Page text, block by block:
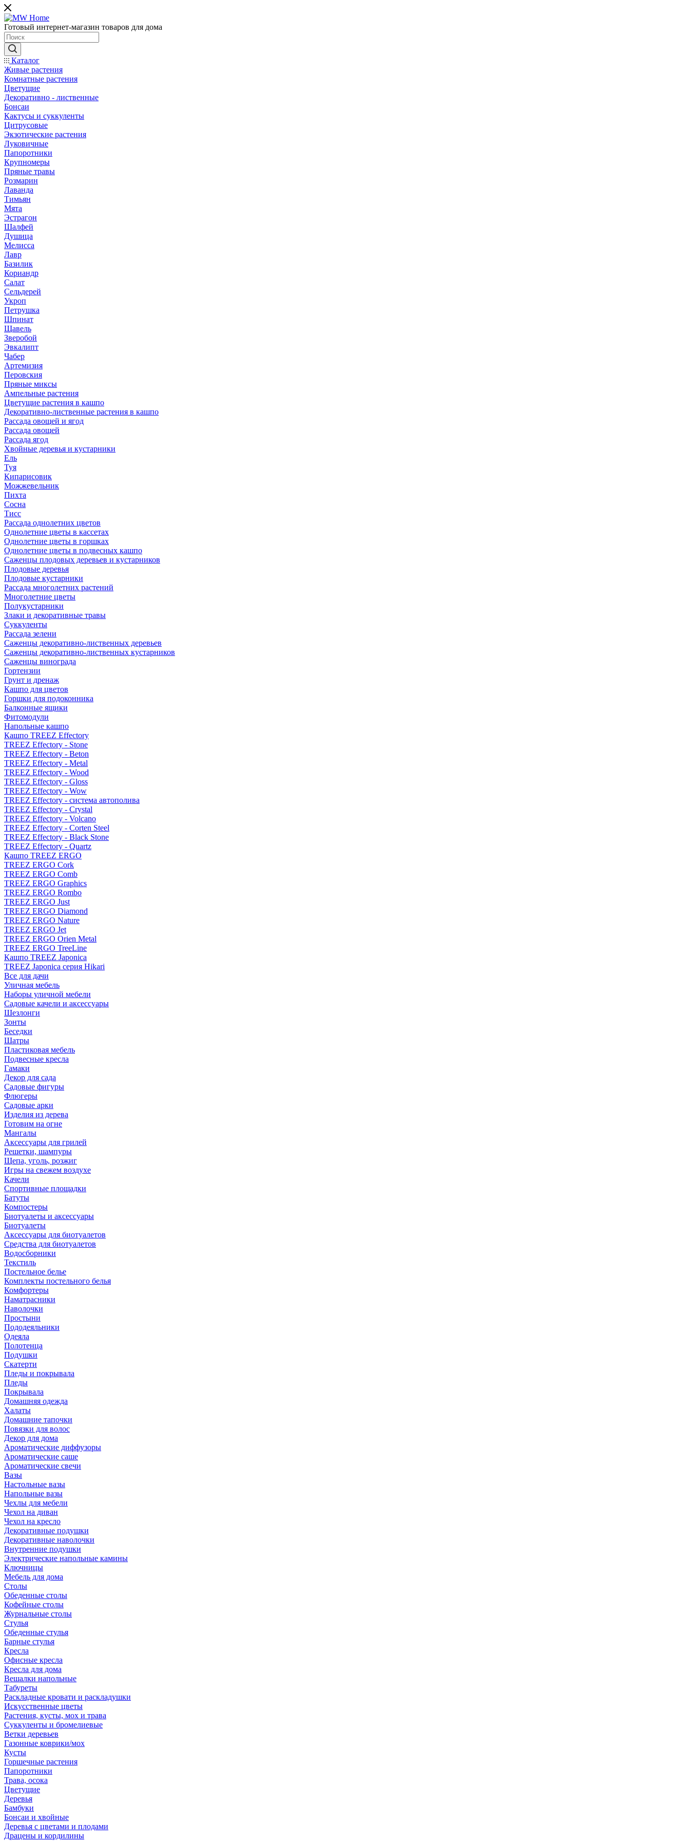
Готовый интернет-магазин товаров для дома
Каталог
Живые растения
Комнатные растения
Цветущие
Декоративно - лиственные
Бонсаи
Кактусы и суккуленты
Цитрусовые
Экзотические растения
Луковичные
Папоротники
Крупномеры
Пряные травы
Розмарин
Лаванда
Тимьян
Мята
Эстрагон
Шалфей
Душица
Мелисса
Лавр
Базилик
Кориандр
Салат
Сельдерей
Укроп
Петрушка
Шпинат
Щавель
Зверобой
Эвкалипт
Чабер
Артемизия
Перовския
Пряные миксы
Ампельные растения
Цветущие растения в кашпо
Декоративно-лиственные растения в кашпо
Рассада овощей и ягод
Рассада овощей
Рассада ягод
Хвойные деревья и кустарники
Ель
Туя
Кипарисовик
Можжевельник
Пихта
Сосна
Тисc
Рассада однолетних цветов
Однолетние цветы в кассетах
Однолетние цветы в горшках
Однолетние цветы в подвесных кашпо
Саженцы плодовых деревьев и кустарников
Плодовые деревья
Плодовые кустарники
Рассада многолетних растений
Многолетние цветы
Полукустарники
Злаки и декоративные травы
Суккуленты
Рассада зелени
Саженцы декоративно-лиственных деревьев
Саженцы декоративно-лиственных кустарников
Саженцы винограда
Гортензии
Грунт и дренаж
Кашпо для цветов
Горшки для подоконника
Балконные ящики
Фитомодули
Напольные кашпо
Кашпо TREEZ Effectory
TREEZ Effectory - Stone
TREEZ Effectory - Beton
TREEZ Effectory - Metal
TREEZ Effectory - Wood
TREEZ Effectory - Gloss
TREEZ Effectory - Wow
TREEZ Effectory - система автополива
TREEZ Effectory - Crystal
TREEZ Effectory - Volcano
TREEZ Effectory - Corten Steel
TREEZ Effectory - Black Stone
TREEZ Effectory - Quartz
Кашпо TREEZ ERGO
TREEZ ERGO Cork
TREEZ ERGO Comb
TREEZ ERGO Graphics
TREEZ ERGO Rombo
TREEZ ERGO Just
TREEZ ERGO Diamond
TREEZ ERGO Nature
TREEZ ERGO Jet
TREEZ ERGO Orien Metal
TREEZ ERGO TreeLine
Кашпо TREEZ Japonica
TREEZ Japonica серия Hikari
Все для дачи
Уличная мебель
Наборы уличной мебели
Садовые качели и аксессуары
Шезлонги
Зонты
Беседки
Шатры
Пластиковая мебель
Подвесные кресла
Гамаки
Декор для сада
Садовые фигуры
Флюгеры
Садовые арки
Изделия из дерева
Готовим на огне
Мангалы
Аксессуары для грилей
Решетки, шампуры
Щепа, уголь, розжиг
Игры на свежем воздухе
Качели
Спортивные площадки
Батуты
Компостеры
Биотуалеты и аксессуары
Биотуалеты
Аксессуары для биотуалетов
Средства для биотуалетов
Водосборники
Текстиль
Постельное белье
Комплекты постельного белья
Комфортеры
Наматрасники
Наволочки
Простыни
Пододеяльники
Одеяла
Полотенца
Подушки
Скатерти
Пледы и покрывала
Пледы
Покрывала
Домашняя одежда
Халаты
Домашние тапочки
Повязки для волос
Декор для дома
Ароматические диффузоры
Ароматические саше
Ароматические свечи
Вазы
Настольные вазы
Напольные вазы
Чехлы для мебели
Чехол на диван
Чехол на кресло
Декоративные подушки
Декоративные наволочки
Внутренние подушки
Электрические напольные камины
Ключницы
Мебель для дома
Столы
Обеденные столы
Кофейные столы
Журнальные столы
Стулья
Обеденные стулья
Барные стулья
Кресла
Офисные кресла
Кресла для дома
Вешалки напольные
Табуреты
Раскладные кровати и раскладушки
Искусственные цветы
Растения, кусты, мох и трава
Суккуленты и бромелиевые
Ветки деревьев
Газонные коврики/мох
Кусты
Горшечные растения
Папоротники
Трава, осока
Цветущие
Деревья
Бамбуки
Бонсаи и хвойные
Деревья с цветами и плодами
Драцены и кордилины